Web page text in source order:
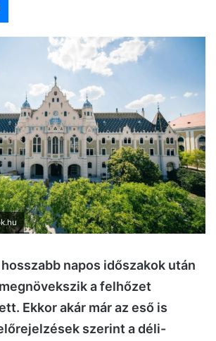
napos időszakok után
a felhőzet
Ekkor akár már az eső is
szerint a déli-